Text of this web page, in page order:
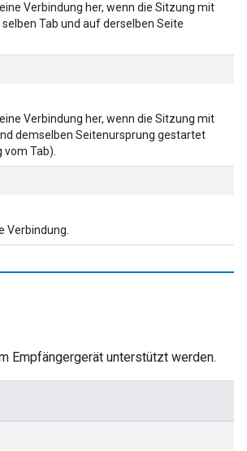
Verbindung her, wenn die Sitzung mit
Tab und auf derselben Seite
Verbindung her, wenn die Sitzung mit
demselben Seitenursprung gestartet
Tab).
Verbindung.
Empfängergerät unterstützt werden.